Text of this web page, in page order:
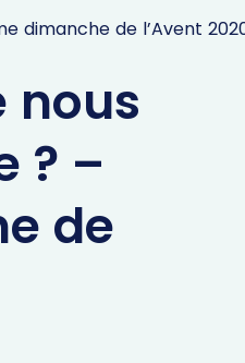
dimanche de l’Avent
nous
? –
de